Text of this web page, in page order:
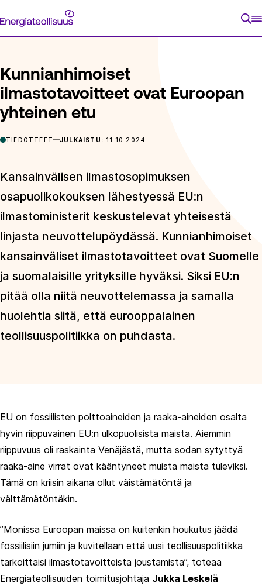
suoraan
Energiateollisuus
ETUSIVU
Kunnianhimoiset
ilmastotavoitteet ovat Euroopan
yhteinen etu
TIEDOTTEET JULKAISTU: 11.10.2024
Kansainvälisen ilmastosopimuksen
osapuolikokouksen lähestyessä EU:n
ilmastoministerit keskustelevat yhteisestä
linjasta neuvottelupöydässä. Kunnianhimoiset
kansainväliset ilmastotavoitteet ovat Suomelle
ja suomalaisille yrityksille hyväksi. Siksi EU:n
pitää olla niitä neuvottelemassa ja samalla
huolehtia siitä, että eurooppalainen
teollisuuspolitiikka on puhdasta.
EU on fossiilisten polttoaineiden ja raaka-aineiden osalta
hyvin riippuvainen EU:n ulkopuolisista maista. Aiemmin
riippuvuus oli raskainta Venäjästä, mutta sodan sytyttyä
raaka-aine virrat ovat kääntyneet muista maista tuleviksi.
Tämä on kriisin aikana ollut väistämätöntä ja
välttämätöntäkin.
”Monissa Euroopan maissa on kuitenkin houkutus jäädä
fossiilisiin jumiin ja kuvitellaan että uusi teollisuuspolitiikka
tarkoittaisi ilmastotavoitteista joustamista”, toteaa
Energiateollisuuden toimitusjohtaja Jukka Leskelä